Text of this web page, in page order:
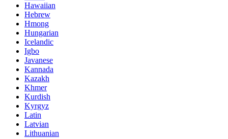
Hawaiian
Hebrew
Hmong
Hungarian
Icelandic
Igbo
Javanese
Kannada
Kazakh
Khmer
Kurdish
Kyrgyz
Latin
Latvian
Lithuanian